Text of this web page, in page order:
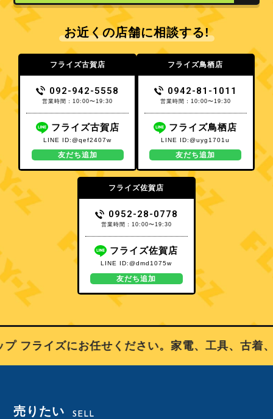
お近くの店舗に相談する!
フライズ古賀店
092-942-5558
営業時間：10:00〜19:30
フライズ古賀店
LINE ID:@qef2407w
友だち追加
フライズ鳥栖店
0942-81-1011
営業時間：10:00〜19:30
フライズ鳥栖店
LINE ID:@uyg1701u
友だち追加
フライズ佐賀店
0952-28-0778
営業時間：10:00〜19:30
フライズ佐賀店
LINE ID:@dmd1075w
友だち追加
ライズにお任せください。家電、工具、古着、
売りたい SELL